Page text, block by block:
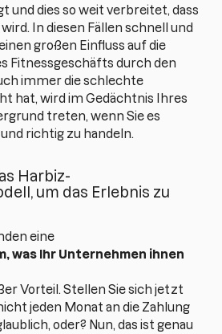
und dies so weit verbreitet, dass
In diesen Fällen schnell und
großen Einfluss auf die
Fitnessgeschäfts durch den
immer die schlechte
hat, wird im Gedächtnis Ihres
treten, wenn Sie es
richtig zu handeln.
Harbiz-
um das Erlebnis zu
eine
was Ihr Unternehmen ihnen
Vorteil. Stellen Sie sich jetzt
jeden Monat an die Zahlung
oder? Nun, das ist genau